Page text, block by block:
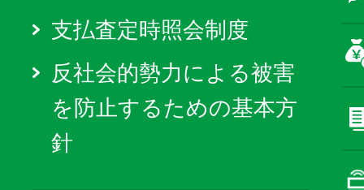
支払査定時照会制度
反社会的勢力による被害
を防止するための基本方
針